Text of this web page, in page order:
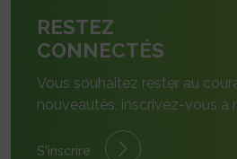
RESTEZ
CONNECTÉS
Vous souhaitez rester au
nouveautés, inscrivez-vous à
S'inscrire